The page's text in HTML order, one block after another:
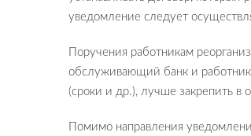
уведомление следует
Поручения работникам
обслуживающий банк и
(сроки и др.), лучше закрепить в
Помимо направления